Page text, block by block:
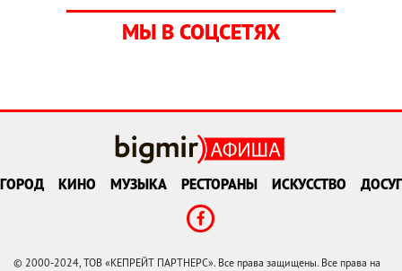
МЫ В СОЦСЕТЯХ
ГОРОД КИНО МУЗЫКА РЕСТОРАНЫ ИСКУССТВО ДОСУГ
© 2000-2024, ТОВ «КЕПРЕЙТ ПАРТНЕРС». Все права защищены. Все права на